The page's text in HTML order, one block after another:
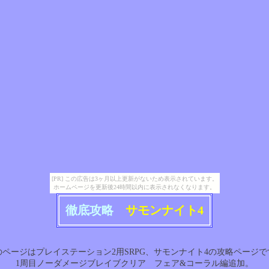
[PR] この広告は3ヶ月以上更新がないため表示されています。
ホームページを更新後24時間以内に表示されなくなります。
徹底攻略 サモンナイト4
ページはプレイステーション2用SRPG、サモンナイト4の攻略ページで
1周目ノーダメージブレイブクリア フェア&コーラル編追加。